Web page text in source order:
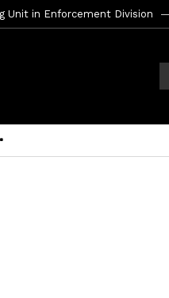
1 día ago